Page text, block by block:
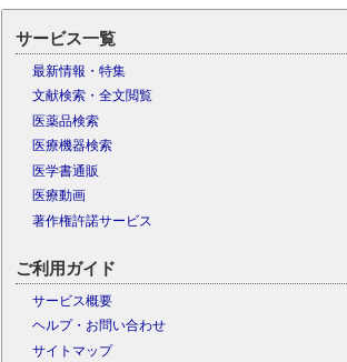
サービス一覧
最新情報・特集
文献検索・全文閲覧
医薬品検索
医療機器検索
医学書通販
医療動画
著作権許諾サービス
ご利用ガイド
サービス概要
ヘルプ・お問い合わせ
サイトマップ